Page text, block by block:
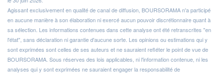
Agissant exclusivement en qualité de canal de diffusion, BOURSORAMA n'a participé
en aucune manière à son élaboration ni exercé aucun pouvoir discrétionnaire quant à
sa sélection. Les informations contenues dans cette analyse ont été retranscrites "en
l'état", sans déclaration ni garantie d'aucune sorte. Les opinions ou estimations qui y
sont exprimées sont celles de ses auteurs et ne sauraient refléter le point de vue de
BOURSORAMA. Sous réserves des lois applicables, ni l'information contenue, ni les
analyses qui y sont exprimées ne sauraient engager la responsabilité de